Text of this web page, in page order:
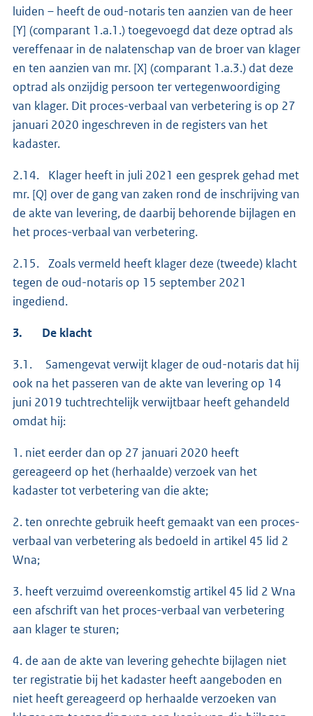
luiden – heeft de oud-notaris ten aanzien van de heer
[Y] (comparant 1.a.1.) toegevoegd dat deze optrad als
vereffenaar in de nalatenschap van de broer van klager
en ten aanzien van mr. [X] (comparant 1.a.3.) dat deze
optrad als onzijdig persoon ter vertegenwoordiging
van klager. Dit proces-verbaal van verbetering is op 27
januari 2020 ingeschreven in de registers van het
kadaster.
2.14. Klager heeft in juli 2021 een gesprek gehad met
mr. [Q] over de gang van zaken rond de inschrijving van
de akte van levering, de daarbij behorende bijlagen en
het proces-verbaal van verbetering.
2.15. Zoals vermeld heeft klager deze (tweede) klacht
tegen de oud-notaris op 15 september 2021
ingediend.
3. De klacht
3.1. Samengevat verwijt klager de oud-notaris dat hij
ook na het passeren van de akte van levering op 14
juni 2019 tuchtrechtelijk verwijtbaar heeft gehandeld
omdat hij:
1. niet eerder dan op 27 januari 2020 heeft
gereageerd op het (herhaalde) verzoek van het
kadaster tot verbetering van die akte;
2. ten onrechte gebruik heeft gemaakt van een proces-
verbaal van verbetering als bedoeld in artikel 45 lid 2
Wna;
3. heeft verzuimd overeenkomstig artikel 45 lid 2 Wna
een afschrift van het proces-verbaal van verbetering
aan klager te sturen;
4. de aan de akte van levering gehechte bijlagen niet
ter registratie bij het kadaster heeft aangeboden en
niet heeft gereageerd op herhaalde verzoeken van